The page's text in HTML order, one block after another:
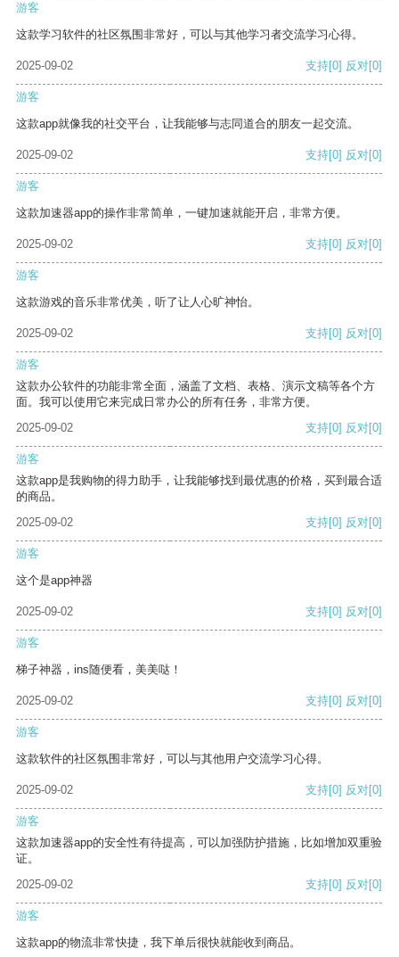
游客
这款学习软件的社区氛围非常好，可以与其他学习者交流学习心得。
2025-09-02 支持[0] 反对[0]
游客
这款app就像我的社交平台，让我能够与志同道合的朋友一起交流。
2025-09-02 支持[0] 反对[0]
游客
这款加速器app的操作非常简单，一键加速就能开启，非常方便。
2025-09-02 支持[0] 反对[0]
游客
这款游戏的音乐非常优美，听了让人心旷神怡。
2025-09-02 支持[0] 反对[0]
游客
这款办公软件的功能非常全面，涵盖了文档、表格、演示文稿等各个方
面。我可以使用它来完成日常办公的所有任务，非常方便。
2025-09-02
支持[0] 反对[0]
游客
这款app是我购物的得力助手，让我能够找到最优惠的价格，买到最合适
的商品。
2025-09-02
支持[0] 反对[0]
游客
这个是app神器
2025-09-02 支持[0] 反对[0]
游客
梯子神器，ins随便看，美美哒！
2025-09-02 支持[0] 反对[0]
游客
这款软件的社区氛围非常好，可以与其他用户交流学习心得。
2025-09-02 支持[0] 反对[0]
游客
这款加速器app的安全性有待提高，可以加强防护措施，比如增加双重验
证。
2025-09-02
支持[0] 反对[0]
游客
这款app的物流非常快捷，我下单后很快就能收到商品。